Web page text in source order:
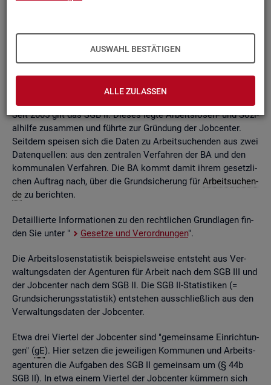
AUSWAHL BESTÄTIGEN
ALLE ZULASSEN
Grund­la­ge kön­nen Be­stän­de, Zu- und Ab­gän­ge,Dau­ern, Leis­
tungs­hö­hen und viele an­de­re sta­tis­ti­sche Mess­grö­ßen er­mit­
telt wer­den. Die Werte lie­gen re­gio­nal tief ge­glie­dert und
nach viel­fäl­ti­gen so­zio­de­mo­gra­fi­schen und er­werbs­bio­gra­fi­
Seit 2005 gilt das SGB II. Die­ses legte Ar­beits­lo­sen- und So­zi­
al­hil­fe zu­sam­men und führ­te zur Grün­dung der Job­cen­ter.
Seit­dem spei­sen sich die Daten zu Ar­beit­su­chen­den aus zwei
Da­ten­quel­len: aus den zen­tra­len Ver­fah­ren der BA und den
kom­mu­na­len Ver­fah­ren. Die BA kommt damit ihrem ge­setz­li­
chen Auf­trag nach, über die Grund­si­che­rung für Ar­beit­su­chen­
de zu be­rich­ten.
De­tail­lier­te In­for­ma­tio­nen zu den recht­li­chen Grund­la­gen fin­
den Sie unter "
Ge­set­ze und Ver­ord­nun­gen".
Die Ar­beits­lo­sen­sta­tis­tik bei­spiels­wei­se ent­steht aus Ver­
wal­tungs­da­ten der Agen­tu­ren für Ar­beit nach dem SGB III und
der Job­cen­ter nach dem SGB II. Die SGB II-Sta­tis­ti­ken (=
Grund­si­che­rungs­sta­tis­tik) ent­ste­hen aus­schlie­ß­lich aus den
Ver­wal­tungs­da­ten der Job­cen­ter.
Etwa drei Vier­tel der Job­cen­ter sind "ge­mein­sa­me Ein­rich­tun­
gen" (gE). Hier set­zen die je­wei­li­gen Kom­mu­nen und Ar­beits­
agen­tu­ren die Auf­ga­ben des SGB II ge­mein­sam um (§ 44b
SGB II). In etwa einem Vier­tel der Job­cen­ter küm­mern sich